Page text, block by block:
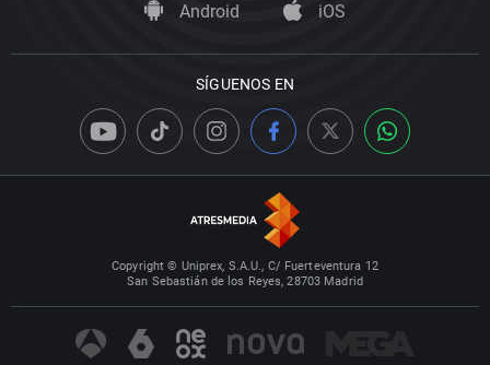
Android iOS
SÍGUENOS EN
Copyright © Uniprex, S.A.U., C/ Fuerteventura 12
San Sebastián de los Reyes, 28703 Madrid